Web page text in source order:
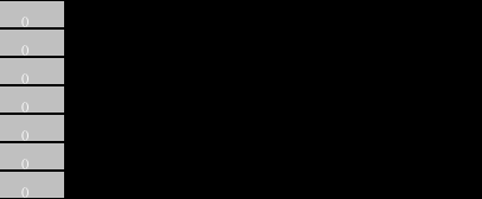
()
()
()
()
()
()
()